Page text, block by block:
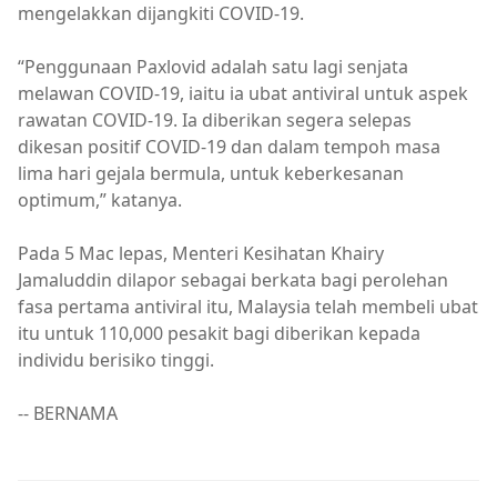
mengelakkan dijangkiti COVID-19.
“Penggunaan Paxlovid adalah satu lagi senjata
melawan COVID-19, iaitu ia ubat antiviral untuk aspek
rawatan COVID-19. Ia diberikan segera selepas
dikesan positif COVID-19 dan dalam tempoh masa
lima hari gejala bermula, untuk keberkesanan
optimum,” katanya.
Pada 5 Mac lepas, Menteri Kesihatan Khairy
Jamaluddin dilapor sebagai berkata bagi perolehan
fasa pertama antiviral itu, Malaysia telah membeli ubat
itu untuk 110,000 pesakit bagi diberikan kepada
individu berisiko tinggi.
-- BERNAMA